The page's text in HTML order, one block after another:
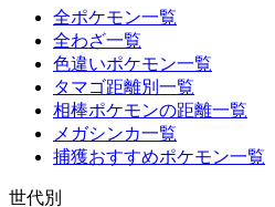
全ポケモン一覧
全わざ一覧
色違いポケモン一覧
タマゴ距離別一覧
相棒ポケモンの距離一覧
メガシンカ一覧
捕獲おすすめポケモン一覧
世代別